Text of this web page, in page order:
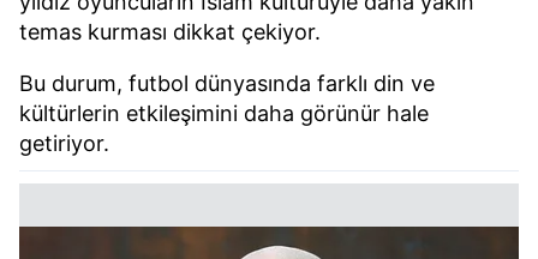
temas kurması dikkat çekiyor.
Bu durum, futbol dünyasında farklı din ve
kültürlerin etkileşimini daha görünür hale
getiriyor.